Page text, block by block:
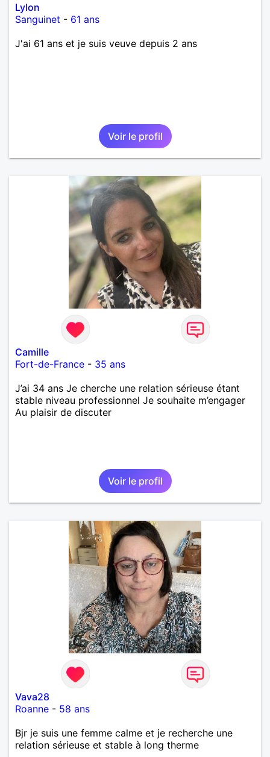
Lylon
Sanguinet - 61 ans
J'ai 61 ans et je suis veuve depuis 2 ans
Voir le profil
Camille
Fort-de-France - 35 ans
J’ai 34 ans Je cherche une relation sérieuse étant
stable niveau professionnel Je souhaite m’engager
Au plaisir de discuter
Voir le profil
Vava28
Roanne - 58 ans
Bjr je suis une femme calme et je recherche une
relation sérieuse et stable à long therme